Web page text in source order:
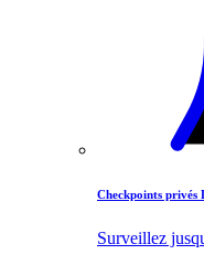
Checkpoints privés
Surveillez